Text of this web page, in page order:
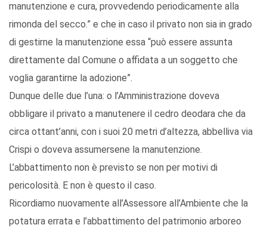
manutenzione e cura, provvedendo periodicamente alla
rimonda del secco.” e che in caso il privato non sia in grado
di gestirne la manutenzione essa “può essere assunta
direttamente dal Comune o affidata a un soggetto che
voglia garantirne la adozione”.
Dunque delle due l’una: o l’Amministrazione doveva
obbligare il privato a manutenere il cedro deodara che da
circa ottant’anni, con i suoi 20 metri d’altezza, abbelliva via
Crispi o doveva assumersene la manutenzione.
L’abbattimento non è previsto se non per motivi di
pericolosità. E non è questo il caso.
Ricordiamo nuovamente all’Assessore all’Ambiente che la
potatura errata e l’abbattimento del patrimonio arboreo